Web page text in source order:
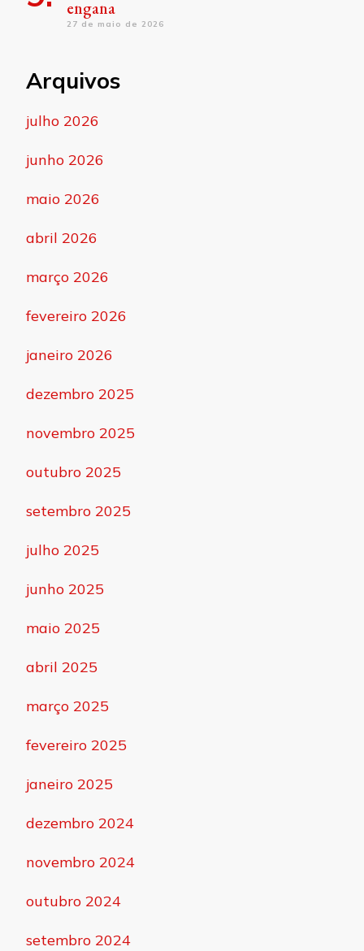
engana
27 de maio de 2026
Arquivos
julho 2026
junho 2026
maio 2026
abril 2026
março 2026
fevereiro 2026
janeiro 2026
dezembro 2025
novembro 2025
outubro 2025
setembro 2025
julho 2025
junho 2025
maio 2025
abril 2025
março 2025
fevereiro 2025
janeiro 2025
dezembro 2024
novembro 2024
outubro 2024
setembro 2024